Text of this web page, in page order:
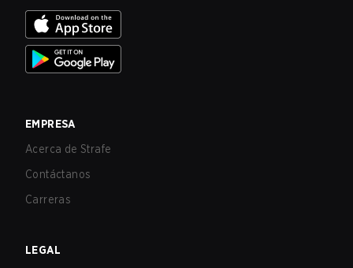
EMPRESA
Acerca de Strafe
Contáctanos
Carreras
LEGAL